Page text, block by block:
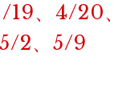
、4/20、
2、5/9